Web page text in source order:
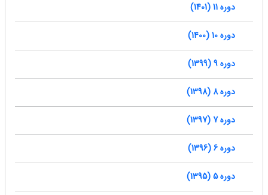
دوره 11 (1401)
دوره 10 (1400)
دوره 9 (1399)
دوره 8 (1398)
دوره 7 (1397)
دوره 6 (1396)
دوره 5 (1395)